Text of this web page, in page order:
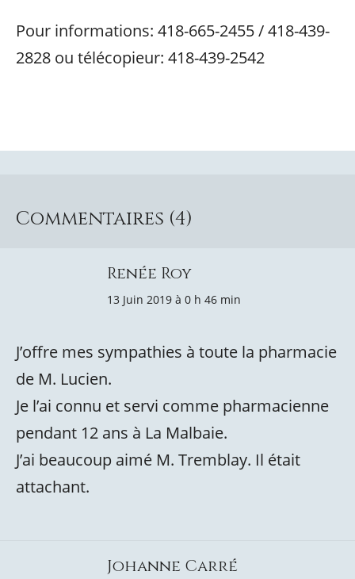
Pour informations: 418-665-2455 / 418-439-
2828 ou télécopieur: 418-439-2542
Commentaires (4)
Renée Roy
13 Juin 2019 à 0 h 46 min
J’offre mes sympathies à toute la pharmacie
de M. Lucien.
Je l’ai connu et servi comme pharmacienne
pendant 12 ans à La Malbaie.
J’ai beaucoup aimé M. Tremblay. Il était
attachant.
Johanne Carré